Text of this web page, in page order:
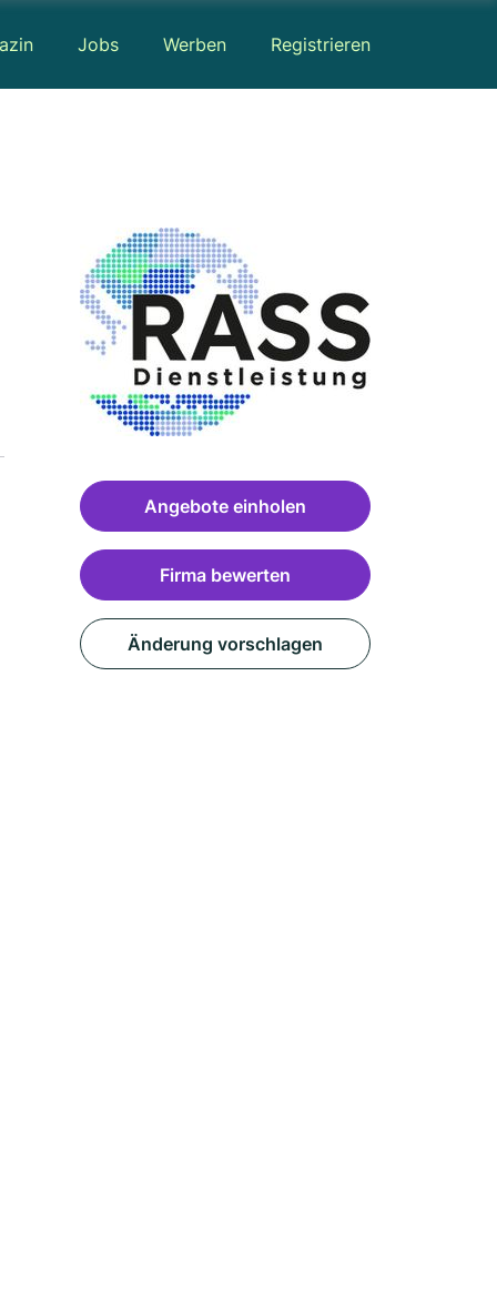
Jobs Werben Registrieren
Angebote einholen
Firma bewerten
Änderung vorschlagen